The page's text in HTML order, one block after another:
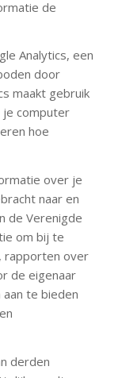
de
Analytics, een
door
maakt gebruik
je computer
hoe
over je
naar en
de Verenigde
om bij te
rapporten over
de eigenaar
te bieden
derden